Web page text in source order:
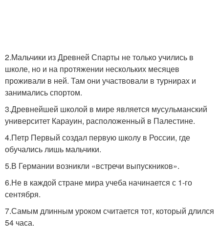
2.Мальчики из Древней Спарты не только учились в
школе, но и на протяжении нескольких месяцев
проживали в ней. Там они участвовали в турнирах и
занимались спортом.
3.Древнейшей школой в мире является мусульманский
университет Карауин, расположенный в Палестине.
4.Петр Первый создал первую школу в России, где
обучались лишь мальчики.
5.В Германии возникли «встречи выпускников».
6.Не в каждой стране мира учеба начинается с 1-го
сентября.
7.Самым длинным уроком считается тот, который длился
54 часа.